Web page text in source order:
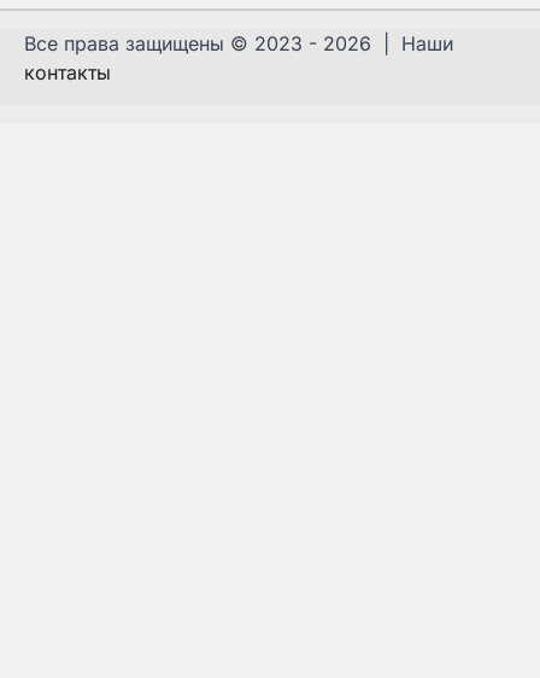
Все права защищены © 2023 - 2026 | Наши
контакты